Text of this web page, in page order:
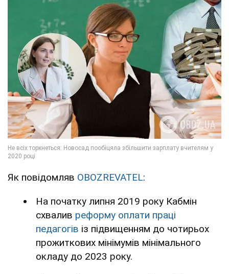
Як повідомляв OBOZREVATEL:
На початку липня 2019 року Кабмін
схвалив реформу оплати праці
педагогів із підвищенням до чотирьох
прожиткових мінімумів мінімального
окладу до 2023 року.